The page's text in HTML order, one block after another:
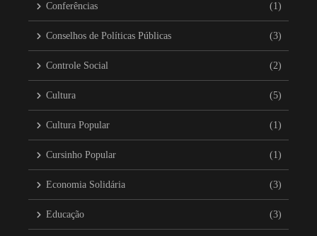
Conferências (1)
Conselhos de Políticas Públicas (3)
Controle Social (2)
Cultura (5)
Cultura Popular (1)
Cursinho Popular (1)
Economia Solidária (3)
Educação (3)